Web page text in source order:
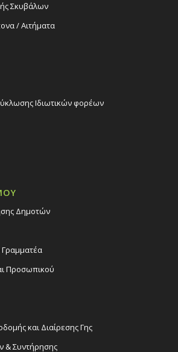
Σκυβάλων
/ Αιτήματα
Ιδιωτικών φορέων
Δημοτών
Γραμματέα
Προσωπικού
και Διαίρεσης Γης
& Συντήρησης